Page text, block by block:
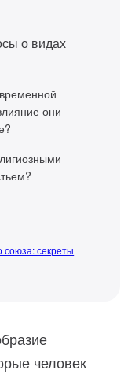
о видах
они
союза: секреты
человек